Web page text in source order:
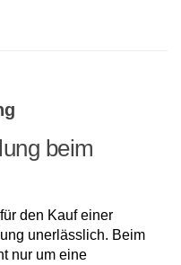
beim
den Kauf einer
unerlässlich. Beim
nur um eine